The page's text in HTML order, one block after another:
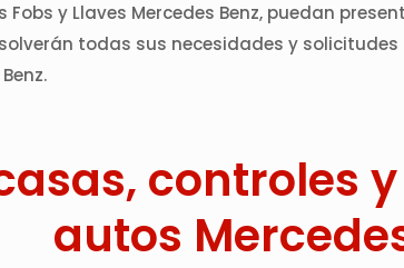
y Llaves Mercedes Benz, puedan
todas sus necesidades y solicitudes
controles
autos